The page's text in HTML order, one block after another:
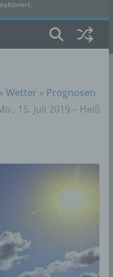
» Wetter » Prognosen
15. Juli 2019 – Heiß